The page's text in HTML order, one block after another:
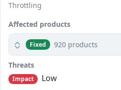
Throttling
Affected products
Fixed 920 products
Threats
Impact
Low